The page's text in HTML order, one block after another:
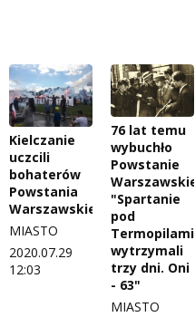
Kielczanie
uczcili
bohaterów
Powstania
Warszawskiego
MIASTO
2020.07.29
12:03
76 lat temu
wybuchło
Powstanie
Warszawskie.
"Spartanie
pod
Termopilami
wytrzymali
trzy dni. Oni
- 63"
MIASTO